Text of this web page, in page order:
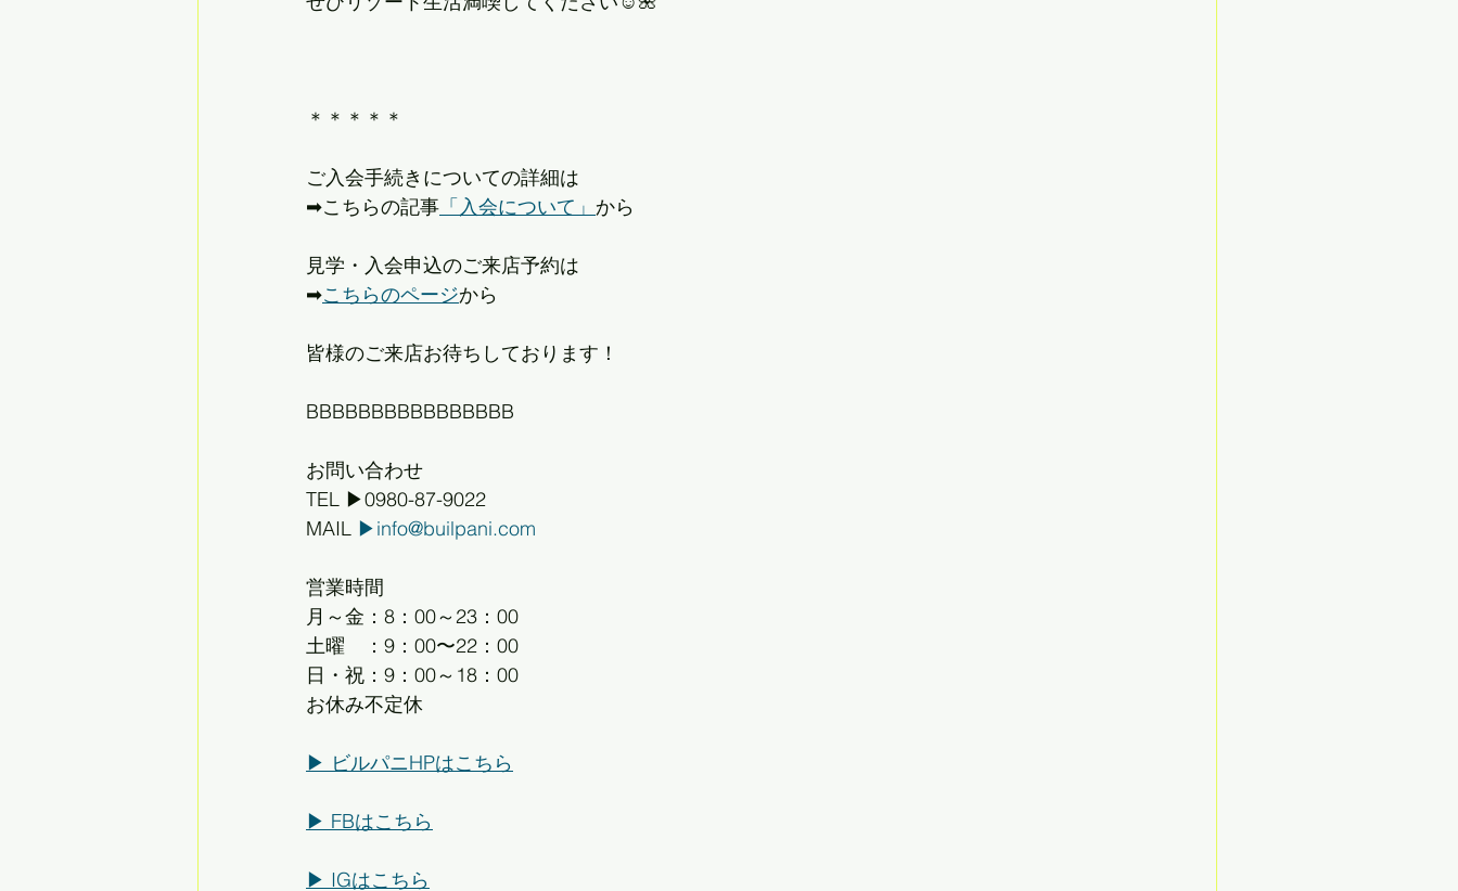
＊＊＊＊＊
ご入会手続きについての詳細は
➡︎こちらの記事 「入会について」 から
見学・入会申込のご来店予約は
➡︎こちらのページから
皆様のご来店お待ちしております！
BBBBBBBBBBBBBBBB
お問い合わせ
TEL ▶0980-87-9022
MAIL ▶info@builpani.com
営業時間
月～金：8：00～23：00
土曜　：9：00〜22：00
日・祝：9：00～18：00
お休み不定休
▶︎ ビルパニHPはこちら
▶︎ FBはこちら
▶︎ IGはこちら